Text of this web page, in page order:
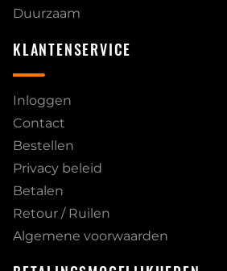
Duurzaam
KLANTENSERVICE
Inloggen
Contact
Bestellen
Privacy beleid
Betalen
Retour / Ruilen
Algemene voorwaarden